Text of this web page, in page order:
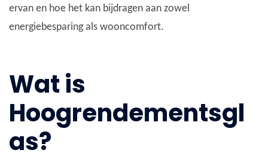
ervan en hoe het kan bijdragen aan zowel
energiebesparing als wooncomfort.
Wat is
Hoogrendementsgl
as?